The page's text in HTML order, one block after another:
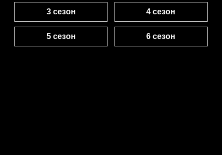
3 сезон 4 сезон
5 сезон 6 сезон